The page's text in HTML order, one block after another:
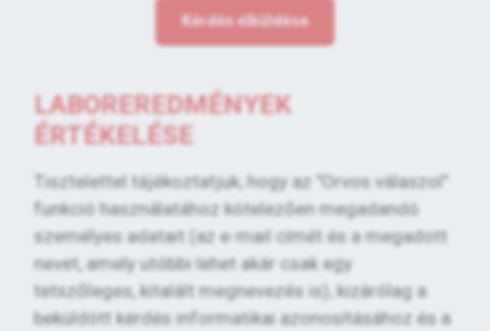
Kérdés elküldése
LABOREREDMÉNYEK
ÉRTÉKELÉSE
Tisztelettel tájékoztatjuk, hogy az "Orvos válaszol"
funkció használatához kötelezően megadandó
személyes adatait (az e-mail címét és a megadott
nevet, amely utóbbi lehet akár csak egy
tetszőleges, kitalált megnevezés is), kizárólag a
beküldött kérdés informatikai azonosításához és a